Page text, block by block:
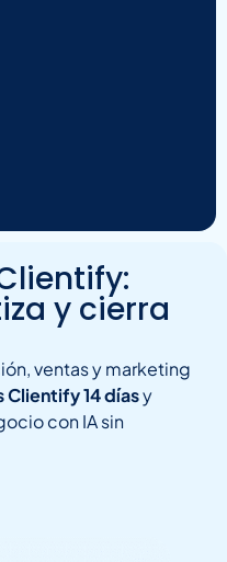
y cierra
ventas y marketing
Clientify 14 díasy
con IA sin